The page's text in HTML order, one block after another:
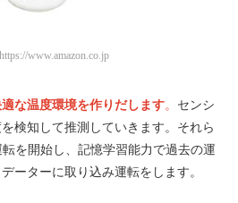
https://www.amazon.co.jp
な温度環境を作りだします。 センシ
検知して推測していきます。それら
を開始し、記憶学習能力で過去の運
ーターに取り込み運転をします。